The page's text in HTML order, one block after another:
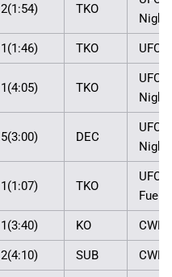
2(1:54) TKO
1(1:46) TKO UFC
1(4:05) TKO
UFC
Night
5(3:00) DEC
UFC
Night
1(1:07) TKO
UFC
Fuel
1(3:40) KO
2(4:10) SUB